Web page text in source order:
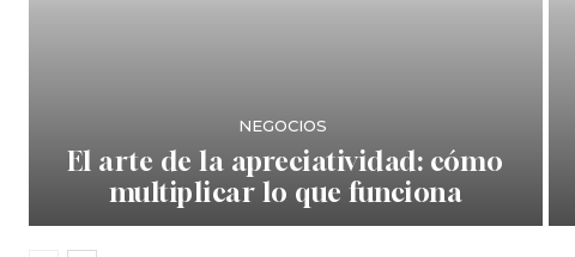
NEGOCIOS
El arte de la apreciatividad: cómo
multiplicar lo que funciona